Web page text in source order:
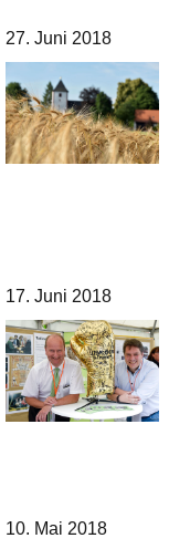
27. Juni 2018
17. Juni 2018
10. Mai 2018